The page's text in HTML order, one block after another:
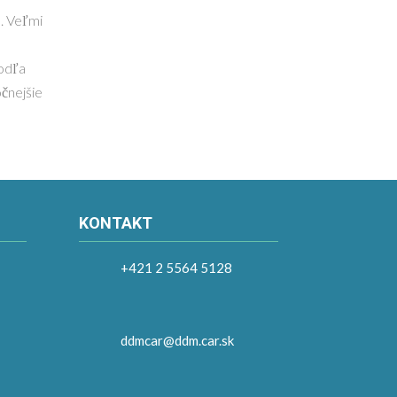
Veľmi
KONTAKT
+421 2 5564 5128
ddmcar@ddm.car.sk